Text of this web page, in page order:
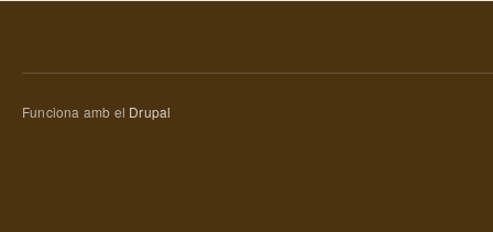
Funciona amb el Drupal